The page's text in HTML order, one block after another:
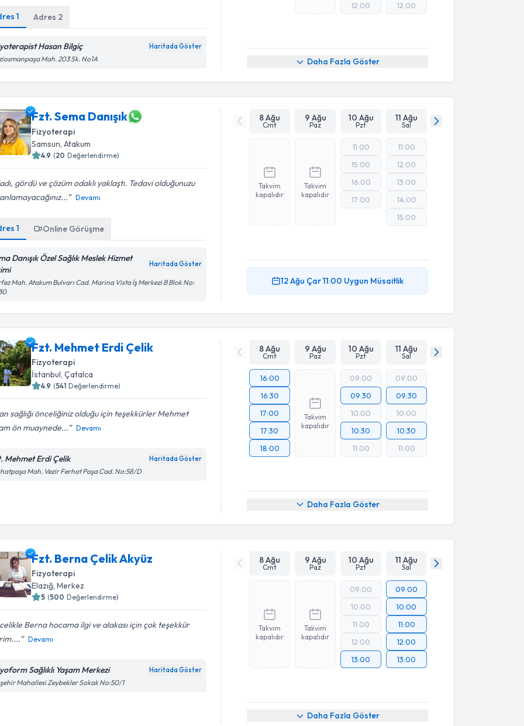
1 Adres 2
Hasan Bilgiç Haritada Göster
Mah. 203 Sk. No1A
12:00
12:00
Daha Fazla Göster
Fzt. Sema Danışık
Fizyoterapi
Samsun , Atakum
4.9 (20 Değerlendirme)
gördü ve çözüm odaklı yaklaştı. Tedavi olduğunuzu
Devamı
1 Online Görüşme
Danışık Özel Sağlık Meslek Hizmet
Haritada Göster
Mah. Atakum Bulvarı Cad. Marina Vista İş Merkezi B Blok No:
8 Ağu
Cmt
9 Ağu
Paz
10 Ağu
Pzt
11 Ağu
Sal
Takvim
kapalıdır
Takvim
kapalıdır
11:00
15:00
16:00
17:00
11:00
12:00
13:00
14:00
15:00
12 Ağu Çar11:00 Uygun Müsaitlik
Fzt. Mehmet Erdi Çelik
Fizyoterapi
İstanbul , Çatalca
4.9 (541 Değerlendirme)
sağlığı önceliğiniz olduğu için teşekkürler Mehmet
ön muaynede...
Devamı
Mehmet Erdi Çelik Haritada Göster
Mah. Vezir Ferhat Paşa Cad. No:58/D
8 Ağu
Cmt
9 Ağu
Paz
10 Ağu
Pzt
11 Ağu
Sal
16:00
16:30
17:00
17:30
18:00
Takvim
kapalıdır
09:00
09:30
10:00
10:30
11:00
09:00
09:30
10:00
10:30
11:00
Daha Fazla Göster
Fzt. Berna Çelik Akyüz
Fizyoterapi
Elazığ, Merkez
5 (500 Değerlendirme)
Berna hocama ilgi ve alakası için çok teşekkür
Devamı
Sağlıklı Yaşam Merkezi Haritada Göster
Mahallesi Zeybekler Sokak No:50/1
8 Ağu
Cmt
9 Ağu
Paz
10 Ağu
Pzt
11 Ağu
Sal
Takvim
kapalıdır
Takvim
kapalıdır
09:00
10:00
11:00
12:00
13:00
09:00
10:00
11:00
12:00
13:00
Daha Fazla Göster